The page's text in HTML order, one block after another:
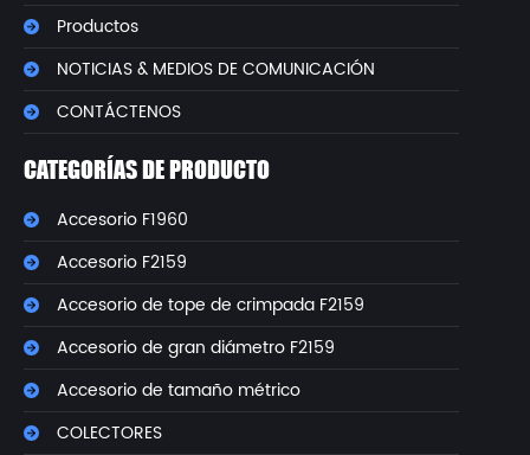
Productos
NOTICIAS & MEDIOS DE COMUNICACIÓN
CONTÁCTENOS
CATEGORÍAS DE PRODUCTO
Accesorio F1960
Accesorio F2159
Accesorio de tope de crimpada F2159
Accesorio de gran diámetro F2159
Accesorio de tamaño métrico
COLECTORES